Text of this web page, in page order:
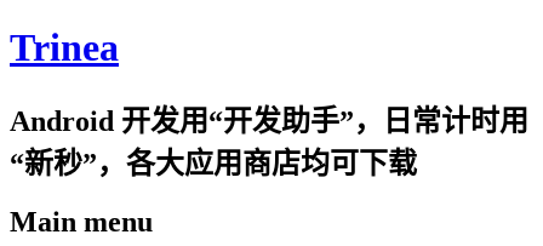
Trinea
Android 开发用“开发助手”，日常计时用
“新秒”，各大应用商店均可下载
Main menu